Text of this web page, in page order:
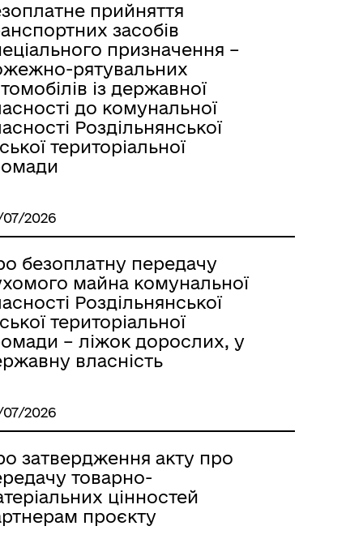
прийняття
засобів
призначення –
рятувальних
із державної
до комунальної
Роздільнянської
територіальної
2026
безоплатну передачу
майна комунальної
Роздільнянської
територіальної
– ліжок дорослих, у
власність
2026
затвердження акту про
товарно-
цінностей
проєкту